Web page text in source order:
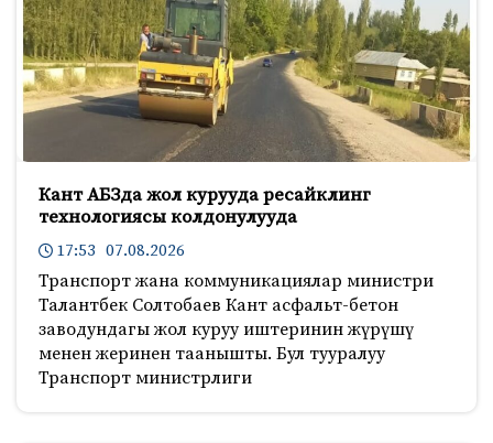
Кант АБЗда жол курууда ресайклинг
технологиясы колдонулууда
17:53 07.08.2026
Транспорт жана коммуникациялар министри
Талантбек Солтобаев Кант асфальт-бетон
заводундагы жол куруу иштеринин жүрүшү
менен жеринен таанышты. Бул тууралуу
Транспорт министрлиги